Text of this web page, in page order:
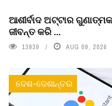
ଆଶୀର୍ବାଦ ଅଟ୍ଟାର
ଜୀବନ୍ତ କରି ...
13939 AUG 09, 2026
ଦେଶ-ଦେଶାନ୍ତର